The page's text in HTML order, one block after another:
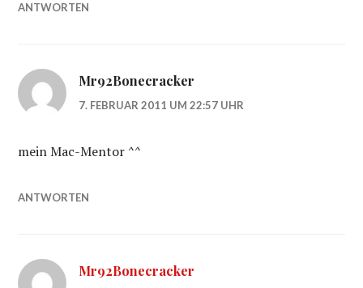
ANTWORTEN
Mr92Bonecracker
7. FEBRUAR 2011 UM 22:57 UHR
mein Mac-Mentor ^^
ANTWORTEN
Mr92Bonecracker